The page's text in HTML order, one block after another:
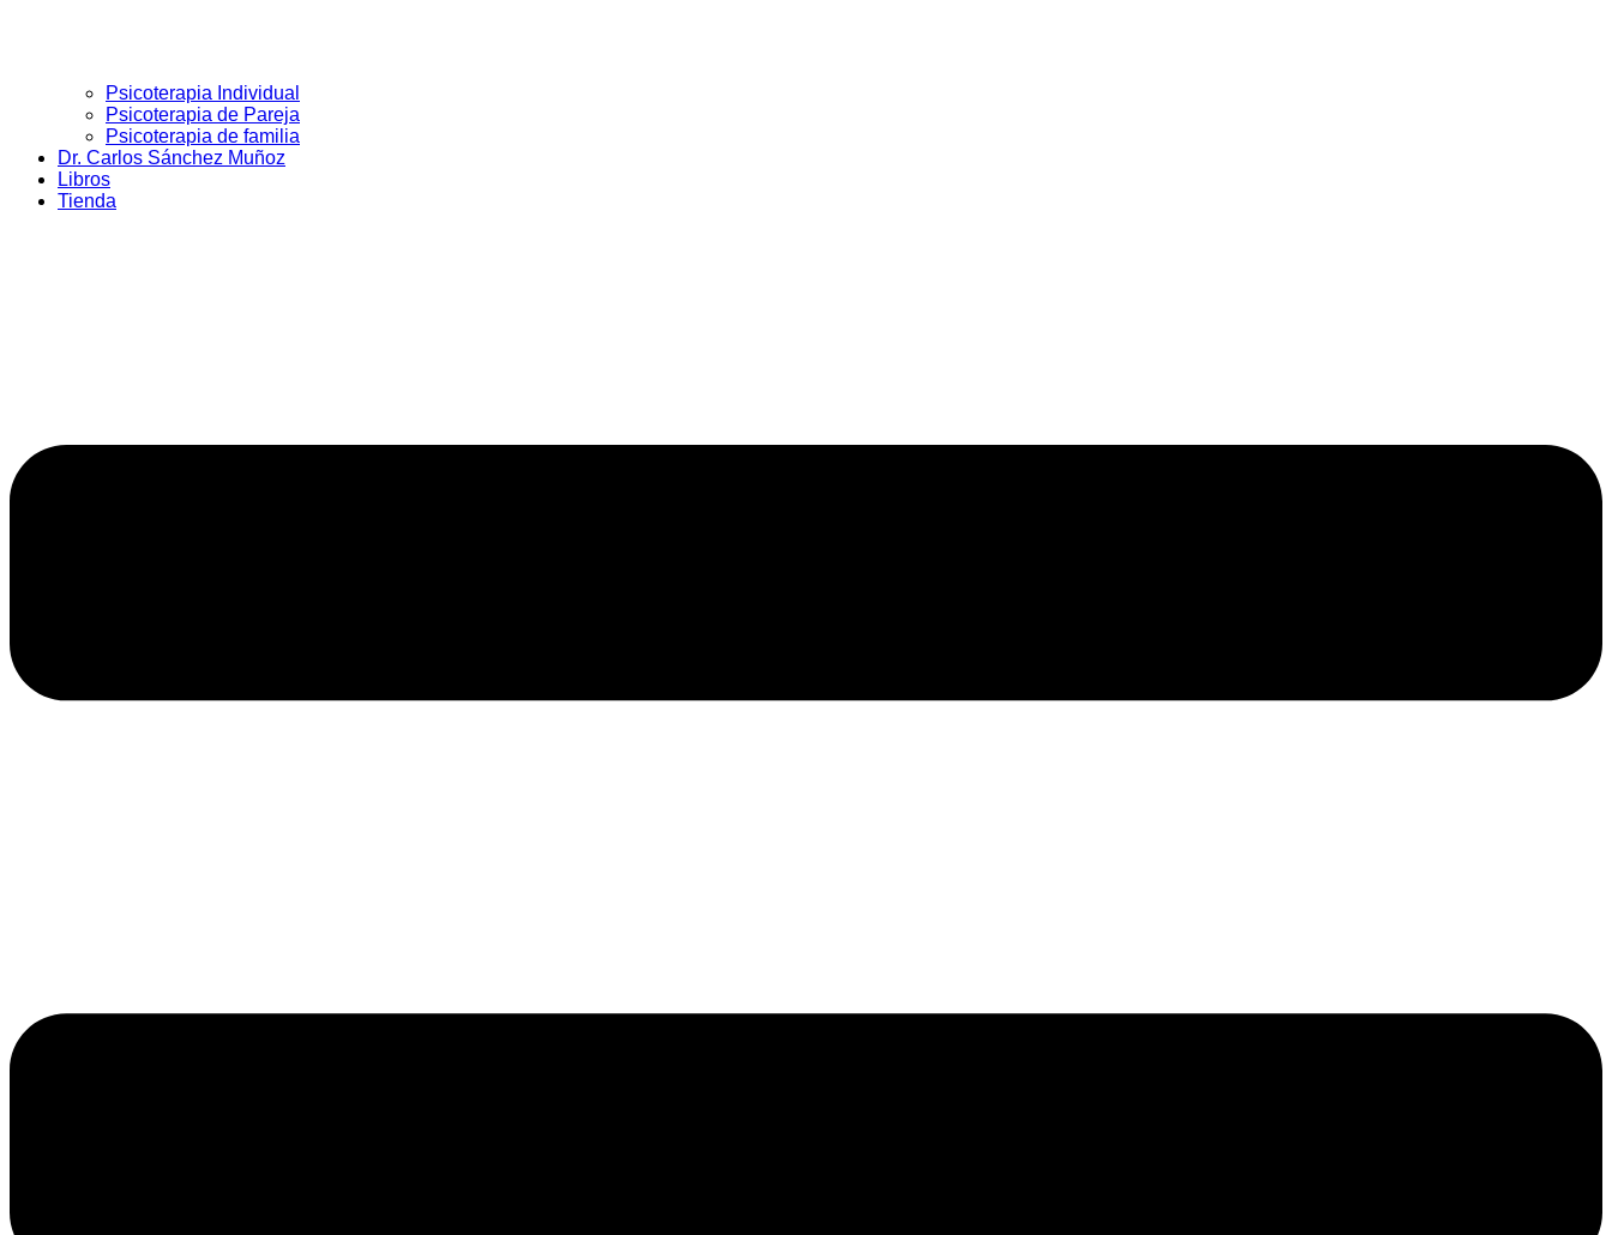
Psicoterapia Individual
Psicoterapia de Pareja
Psicoterapia de familia
Dr. Carlos Sánchez Muñoz
Libros
Tienda